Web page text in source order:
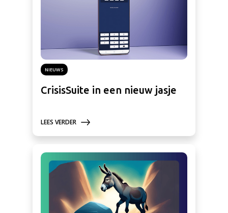
NIEUWS
CrisisSuite in een nieuw jasje
LEES VERDER